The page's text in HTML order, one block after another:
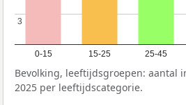
0-15 15-25 25-45
3
3
Bevolking, leeftijdsgroepen: aantal
2025 per leeftijdscategorie.